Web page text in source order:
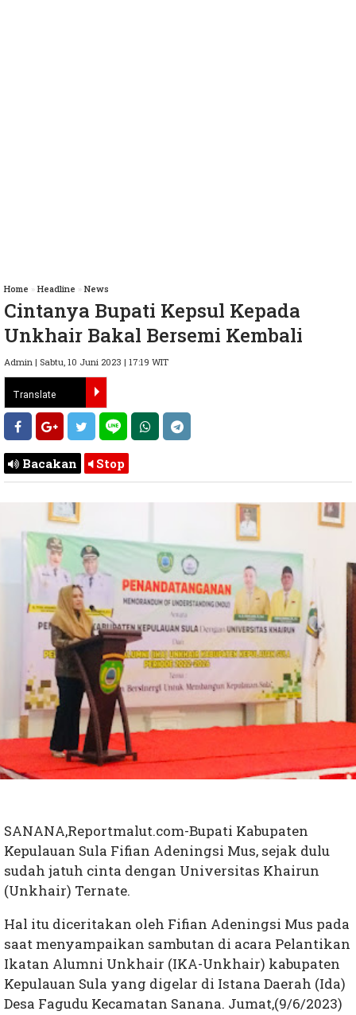
Home » Headline » News
Cintanya Bupati Kepsul Kepada
Unkhair Bakal Bersemi Kembali
Admin | Sabtu, 10 Juni 2023 | 17:19 WIT
Bacakan Stop
SANANA,Reportmalut.com-Bupati Kabupaten
Kepulauan Sula Fifian Adeningsi Mus, sejak dulu
sudah jatuh cinta dengan Universitas Khairun
(Unkhair) Ternate.
Hal itu diceritakan oleh Fifian Adeningsi Mus pada
saat menyampaikan sambutan di acara Pelantikan
Ikatan Alumni Unkhair (IKA-Unkhair) kabupaten
Kepulauan Sula yang digelar di Istana Daerah (Ida)
Desa Fagudu Kecamatan Sanana. Jumat,(9/6/2023)